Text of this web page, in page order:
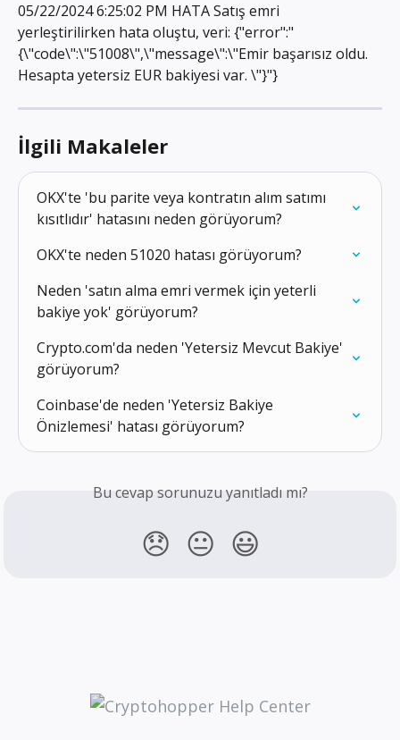
05/22/2024 6:25:02 PM HATA Satış emri
yerleştirilirken hata oluştu, veri: {"error":"
{\"code\":\"51008\",\"message\":\"Emir başarısız oldu.
Hesapta yetersiz EUR bakiyesi var. \"}"}
İlgili Makaleler
OKX'te 'bu parite veya kontratın alım satımı
kısıtlıdır' hatasını neden görüyorum?
OKX'te neden 51020 hatası görüyorum?
Neden 'satın alma emri vermek için yeterli
bakiye yok' görüyorum?
Crypto.com'da neden 'Yetersiz Mevcut Bakiye'
görüyorum?
Coinbase'de neden 'Yetersiz Bakiye
Önizlemesi' hatası görüyorum?
Bu cevap sorunuzu yanıtladı mı?
😞 😐 😃